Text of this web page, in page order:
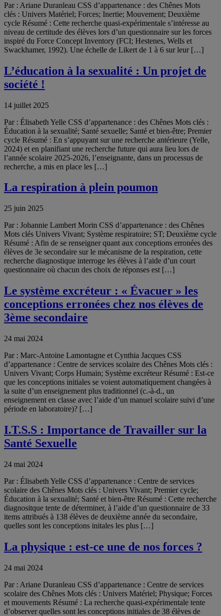
Par : Ariane Duranleau CSS d’appartenance : des Chênes Mots
clés : Univers Matériel; Forces; Inertie; Mouvement; Deuxième
cycle Résumé : Cette recherche quasi-expérimentale s’intéresse au
niveau de certitude des élèves lors d’un questionnaire sur les forces
inspiré du Force Concept Inventory (FCI; Hestenes, Wells et
Swackhamer, 1992). Une échelle de Likert de 1 à 6 sur leur […]
L’éducation à la sexualité : Un projet de
société !
14 juillet 2025
Par : Élisabeth Yelle CSS d’appartenance : des Chênes Mots clés :
Éducation à la sexualité; Santé sexuelle; Santé et bien-être; Premier
cycle Résumé : En s’appuyant sur une recherche antérieure (Yelle,
2024) et en planifiant une recherche future qui aura lieu lors de
l’année scolaire 2025-2026, l’enseignante, dans un processus de
recherche, a mis en place les […]
La respiration à plein poumon
25 juin 2025
Par : Johannie Lambert Morin CSS d’appartenance : des Chênes
Mots clés Univers Vivant; Système respiratoire; ST; Deuxième cycle
Résumé : Afin de se renseigner quant aux conceptions erronées des
élèves de 3e secondaire sur le mécanisme de la respiration, cette
recherche diagnostique interroge les élèves à l’aide d’un court
questionnaire où chacun des choix de réponses est […]
Le système excréteur : « Évacuer » les
conceptions erronées chez nos élèves de
3ème secondaire
24 mai 2024
Par : Marc-Antoine Lamontagne et Cynthia Jacques CSS
d’appartenance : Centre de services scolaire des Chênes Mots clés :
Univers Vivant; Corps Humain; Système excréteur Résumé : Est-ce
que les conceptions initiales se voient automatiquement changées à
la suite d’un enseignement plus traditionnel (c.-à-d., un
enseignement en classe avec l’aide d’un manuel scolaire suivi d’une
période en laboratoire)? […]
I.T.S.S : Importance de Travailler sur la
Santé Sexuelle
24 mai 2024
Par : Élisabeth Yelle CSS d’appartenance : Centre de services
scolaire des Chênes Mots clés : Univers Vivant; Premier cycle;
Éducation à la sexualité; Santé et bien-être Résumé : Cette recherche
diagnositque tente de déterminer, à l’aide d’un questionnaire de 33
items attribués à 138 élèves de deuxième année du secondaire,
quelles sont les conceptions initales les plus […]
La physique : est-ce une de nos forces ?
24 mai 2024
Par : Ariane Duranleau CSS d’appartenance : Centre de services
scolaire des Chênes Mots clés : Univers Matériel; Physique; Forces
et mouvements Résumé : La recherche quasi-expérimentale tente
d’observer quelles sont les conceptions initiales de 38 élèves de